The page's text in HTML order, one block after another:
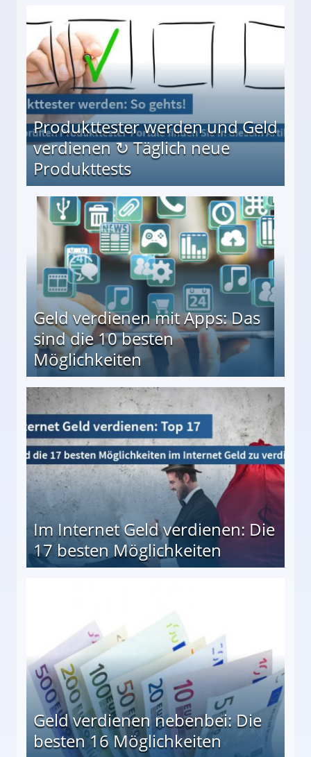
Produkttester werden und Geld
verdienen ↻ Täglich neue
Produkttests
↻ Täglich neue Produkttests
Geld verdienen mit Apps: Das
sind die 10 besten
Möglichkeiten
besten Möglichkeiten
Im Internet Geld verdienen: Die
17 besten Möglichkeiten
Geld verdienen nebenbei: Die
besten 16 Möglichkeiten